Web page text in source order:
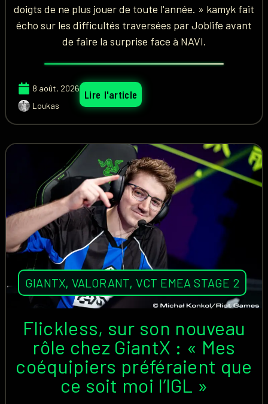
doigts de ne plus jouer de toute l'année. » kamyk fait
écho sur les difficultés traversées par Joblife avant
de faire la surprise face à NAVI.
8 août, 2026
Loukas
Lire l'article
GIANTX, VALORANT, VCT EMEA STAGE 2
Flickless, sur son nouveau
rôle chez GiantX : « Mes
coéquipiers préféraient que
ce soit moi l’IGL »